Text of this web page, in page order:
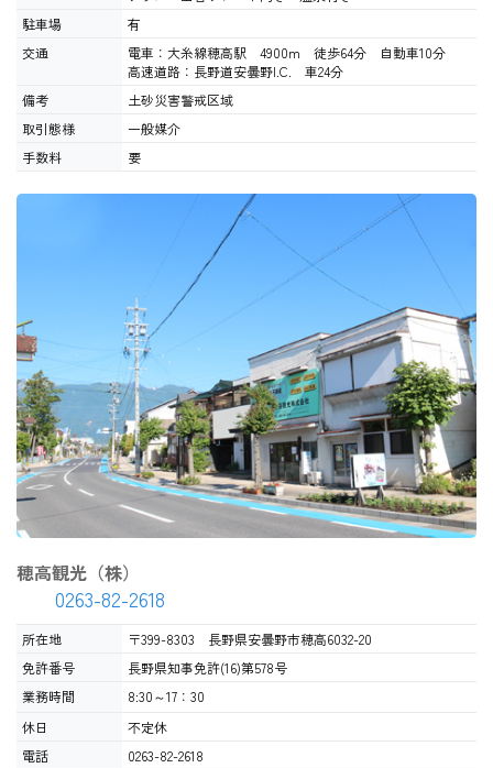
駐車場
有
交通
電車：大糸線穂高駅 4900m 徒歩64分 自動車10分
高速道路：長野道安曇野I.C. 車24分
備考
土砂災害警戒区域
取引態様
一般媒介
手数料
要
穂高観光（株）
0263-82-2618
所在地
〒399-8303 長野県安曇野市穂高6032-20
免許番号
長野県知事免許(16)第578号
業務時間
8:30～17：30
休日
不定休
電話
0263-82-2618